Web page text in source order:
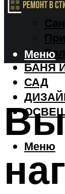
БАНЯ
САД
Меню
Меню